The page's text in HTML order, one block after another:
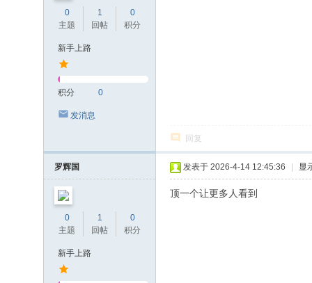
0
主题
1
回帖
0
积分
新手上路
积分 0
发消息
回复
罗辉国
0
主题
1
回帖
0
积分
新手上路
发表于 2026-4-14 12:45:36 显
顶一个让更多人看到